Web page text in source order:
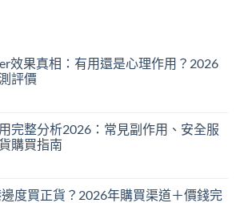
效果真相：有用還是心理作用？2026
評價
完整分析2026：常見副作用、安全服
購買指南
邊度買正貨？2026年購買渠道＋價錢完